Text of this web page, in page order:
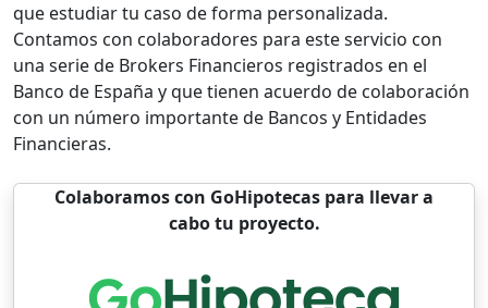
que estudiar tu caso de forma personalizada.
Contamos con colaboradores para este servicio con
una serie de Brokers Financieros registrados en el
Banco de España y que tienen acuerdo de colaboración
con un número importante de Bancos y Entidades
Financieras.
Colaboramos con GoHipotecas para llevar a
cabo tu proyecto.